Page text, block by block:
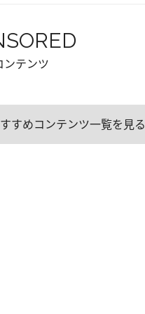
ンテンツ
すめコンテンツ一覧を見る